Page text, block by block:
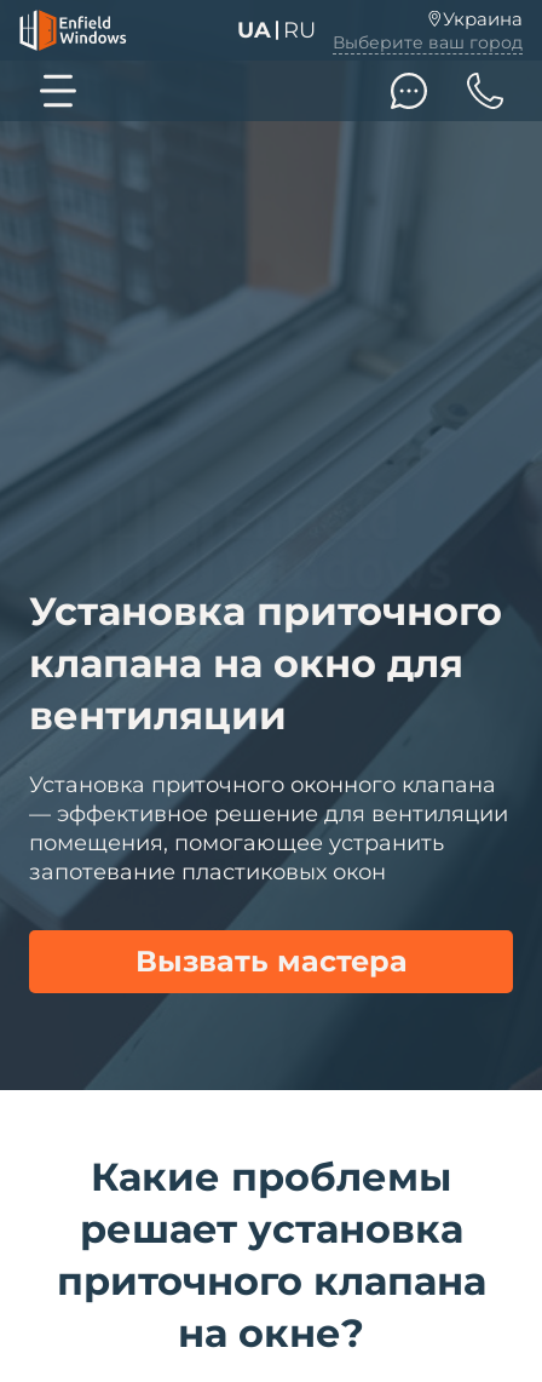
UA RU Украина
Выберите ваш город
Установка приточного
клапана на окно для
вентиляции
Установка приточного оконного клапана
— эффективное решение для вентиляции
помещения, помогающее устранить
запотевание пластиковых окон
Вызвать мастера
Какие проблемы
решает установка
приточного клапана
на окне?